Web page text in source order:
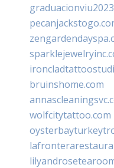
bruinshome.com
wolfcitytattoo.com